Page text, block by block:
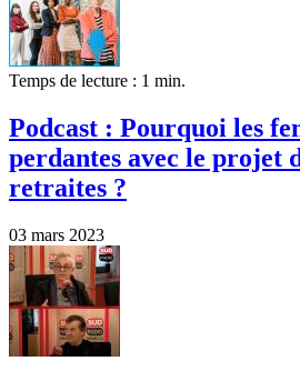
Temps de lecture : 1 min.
Podcast : Pourquoi les
perdantes avec le projet
retraites ?
03 mars 2023